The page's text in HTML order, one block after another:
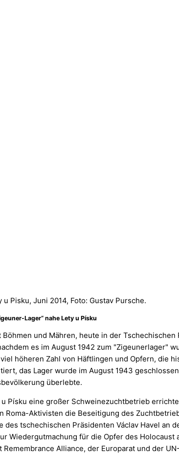
Pisku, Juni 2014, Foto: Gustav Pursche.
Lager“ nahe Lety u Písku
und Mähren, heute in der
es im August 1942 zum "Zigeunerlager"
höheren Zahl von Häftlingen und Opfern, die
das Lager wurde im August 1943
überlebte.
Písku eine großer Schweinezuchtbetrieb
Aktivisten die Beseitigung des
tschechischen Präsidenten Václav Havel
Wiedergutmachung für die Opfer des
Alliance, der Europarat und der